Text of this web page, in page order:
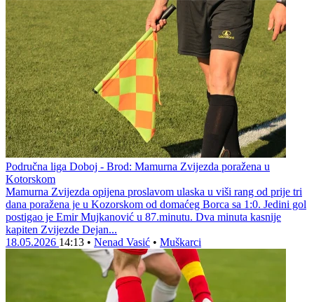
Područna liga Doboj - Brod: Mamurna Zvijezda poražena u
Kotorskom
Mamurna Zvijezda opijena proslavom ulaska u viši rang od prije tri
dana poražena je u Kozorskom od domaćeg Borca sa 1:0. Jedini gol
postigao je Emir Mujkanović u 87.minutu. Dva minuta kasnije
kapiten Zvijezde Dejan...
18.05.2026 14:13 • Nenad Vasić • Muškarci